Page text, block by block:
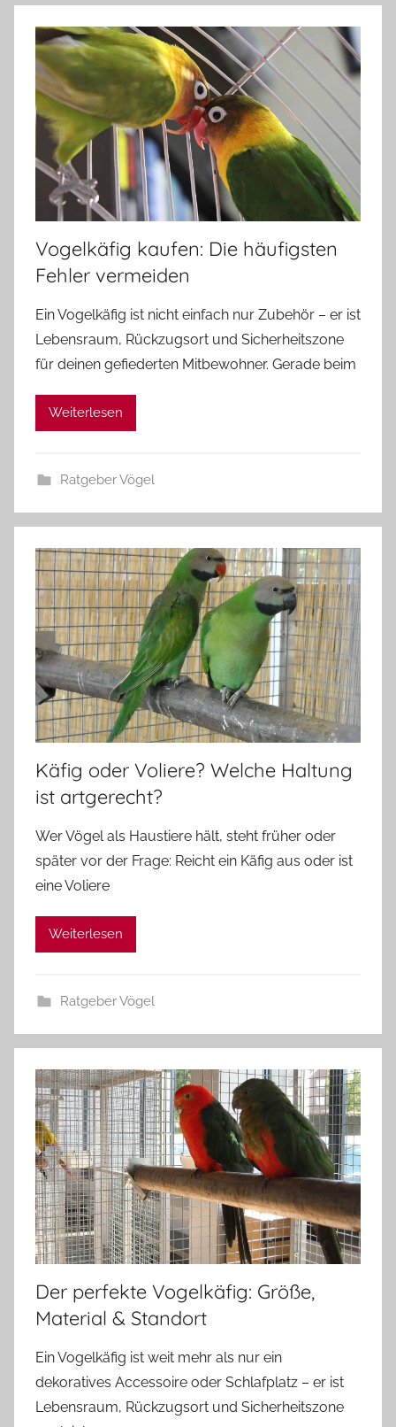
Vogelkäfig kaufen: Die häufigsten
Fehler vermeiden
Ein Vogelkäfig ist nicht einfach nur Zubehör – er ist
Lebensraum, Rückzugsort und Sicherheitszone
für deinen gefiederten Mitbewohner. Gerade beim
Weiterlesen
Ratgeber Vögel
Käfig oder Voliere? Welche Haltung
ist artgerecht?
Wer Vögel als Haustiere hält, steht früher oder
später vor der Frage: Reicht ein Käfig aus oder ist
eine Voliere
Weiterlesen
Ratgeber Vögel
Der perfekte Vogelkäfig: Größe,
Material & Standort
Ein Vogelkäfig ist weit mehr als nur ein
dekoratives Accessoire oder Schlafplatz – er ist
Lebensraum, Rückzugsort und Sicherheitszone